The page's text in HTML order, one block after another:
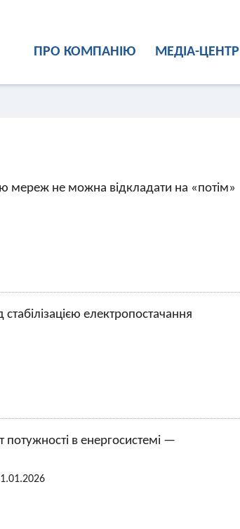
ПРО КОМПАНІЮ МЕДІА-ЦЕНТР
мереж не можна відкладати на «потім»
електропостачання
потужності в енергосистемі —